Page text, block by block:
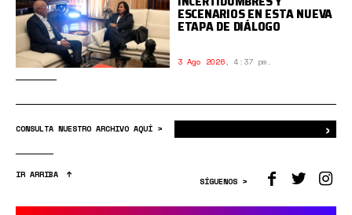
ESCENARIOS EN ESTA NUEVA
ETAPA DE DIÁLOGO
3 Ago 2026, 4:37 pm.
CONSULTA NUESTRO ARCHIVO AQUÍ > ›
IR ARRIBA
SÍGUENOS >